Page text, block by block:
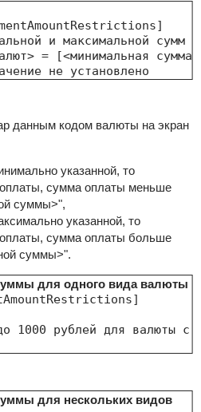
и максимальной сумм
= [<минимальная
не установлено
данным кодом валюты на экран
указанной, то
сумма оплаты меньше
суммы>",
указанной, то
сумма оплаты больше
суммы>".
для одного вида валюты
1000 рублей для валюты с
для нескольких видов